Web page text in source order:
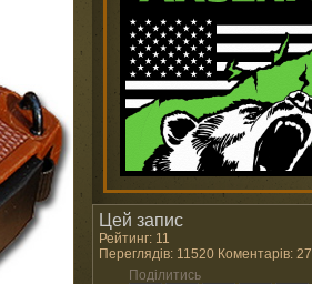
Цей запис
Рейтинг: 11
Переглядів: 11520 Коментарів: 27
Поділитись